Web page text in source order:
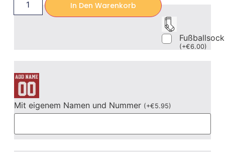
In Den Warenkorb
(+€6.00)
Mit eigenem Namen und Nummer (+€5.95)